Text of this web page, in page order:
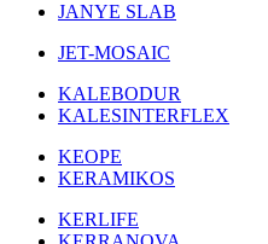
JANYE SLAB
JET-MOSAIC
KALEBODUR
KALESINTERFLEX
KEOPE
KERAMIKOS
KERLIFE